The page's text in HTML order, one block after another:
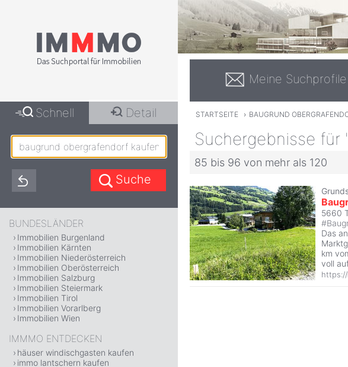
Meine Suchprofile
STARTSEITE › BAUGRUND
Suchergebnisse
85 bis 96 von mehr als 120
5660
#
Das
km
voll
Schnell Detail
BUNDESLÄNDER
Immobilien Burgenland
Immobilien Kärnten
Immobilien Niederösterreich
Immobilien Oberösterreich
Immobilien Salzburg
Immobilien Steiermark
Immobilien Tirol
Immobilien Vorarlberg
Immobilien Wien
IMMMO ENTDECKEN
häuser windischgasten kaufen
immo lantschern kaufen